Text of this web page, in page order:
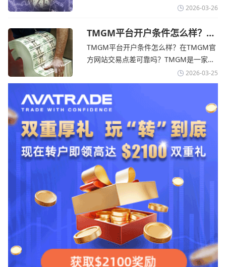
avatrade爱华平台的新手可以用很小的成
标准的MT4、MT5，以及自研的
AvaTradeGO和AvaOptions。通过
avatrade爱华官网交易资讯了解，据伊朗
2026-03-26
TMGM平台开户条件怎么样？美
伊和谈传闻引发油价暴跌-
TMGM官网
TMGM平台开户条件怎么样？在TMGM官
方网站交易点差可靠吗？‌‌‌TMGM是一家交
易成本极低、产品极其丰富、ASIC监管
+千万保险加持的全球知名经纪商，特别适
合活跃交易者和股票CFD投资者。通过
TMGM官网交易资讯了解，周三亚洲交易
时段,油价暴跌逾6%,布伦特原油跌破每桶
100美元
2026-03-25